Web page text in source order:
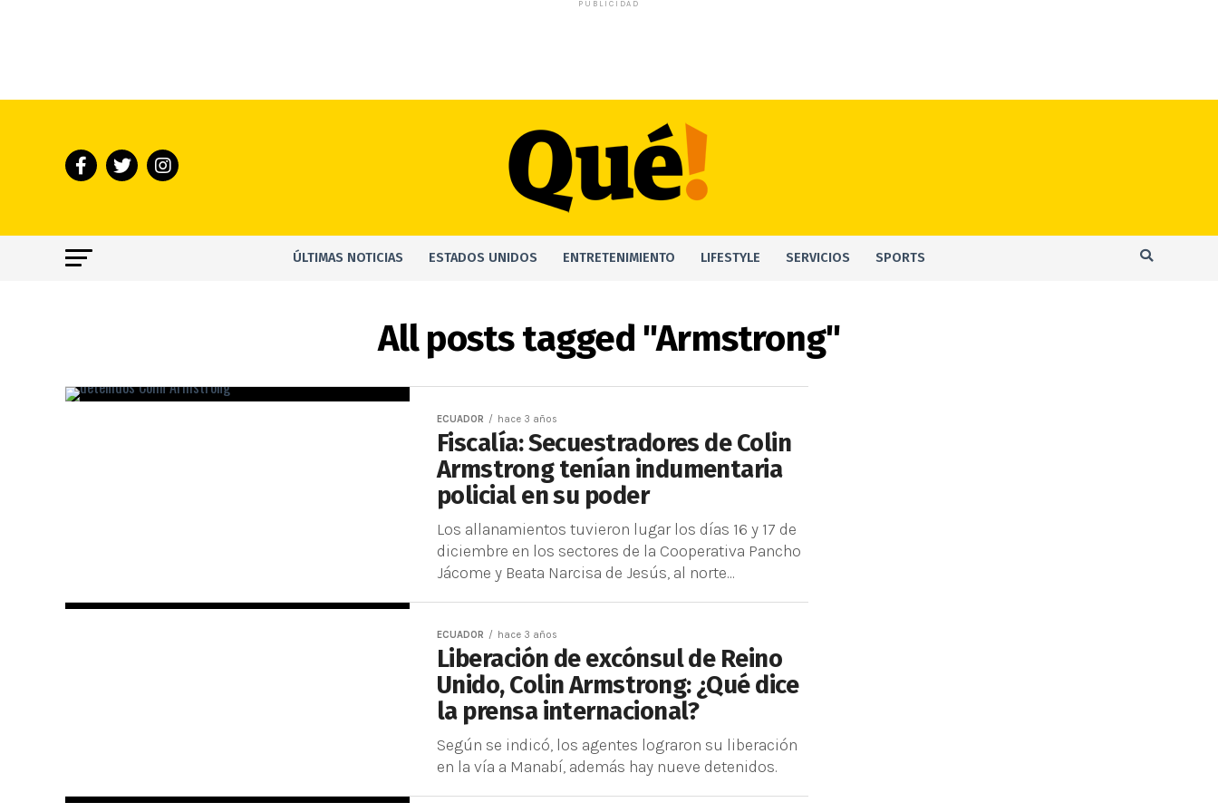
PUBLICIDAD
ÚLTIMAS NOTICIAS ESTADOS UNIDOS ENTRETENIMIENTO LIFESTYLE SERVICIOS SPORTS
All posts tagged "Armstrong"
ECUADOR hace 3 años
Fiscalía: Secuestradores de Colin
Armstrong tenían indumentaria
policial en su poder
Los allanamientos tuvieron lugar los días 16 y 17 de
diciembre en los sectores de la Cooperativa Pancho
Jácome y Beata Narcisa de Jesús, al norte...
ECUADOR hace 3 años
Liberación de excónsul de Reino
Unido, Colin Armstrong: ¿Qué dice
la prensa internacional?
Según se indicó, los agentes lograron su liberación
en la vía a Manabí, además hay nueve detenidos.